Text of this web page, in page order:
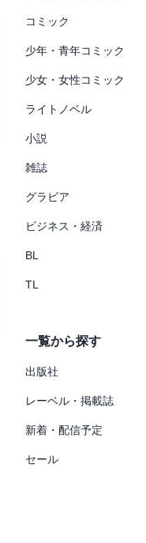
コミック
少年・青年コミック
少女・女性コミック
ライトノベル
小説
雑誌
グラビア
ビジネス・経済
BL
TL
一覧から探す
出版社
レーベル・掲載誌
新着・配信予定
セール